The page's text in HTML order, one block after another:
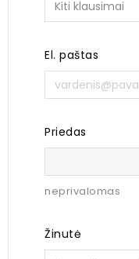
El. paštas
Priedas
neprivalomas
Žinutė